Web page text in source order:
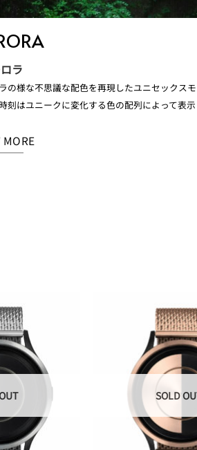
ラ
の様な不思議な配色を再現したユニセックスモ
刻はユニークに変化する色の配列によって表示